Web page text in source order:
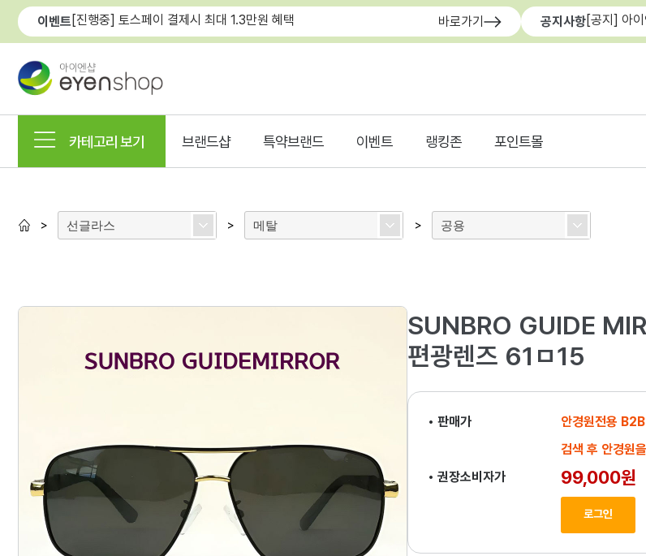
이벤트 [진행중] 토스페이 결제시 최대 1.3만원 혜택 바로가기 공지사항[공지] 아
카테고리 보기 브랜드샵 특약브랜드 이벤트 랭킹존 포인트몰
> 선글라스 > 메탈 > 공용
SUNBRO GUIDE
편광렌즈 61ㅁ15
• 판매가
안경원전용 B2B
검색 후 안경원
• 권장소비자가
99,000원
로그인